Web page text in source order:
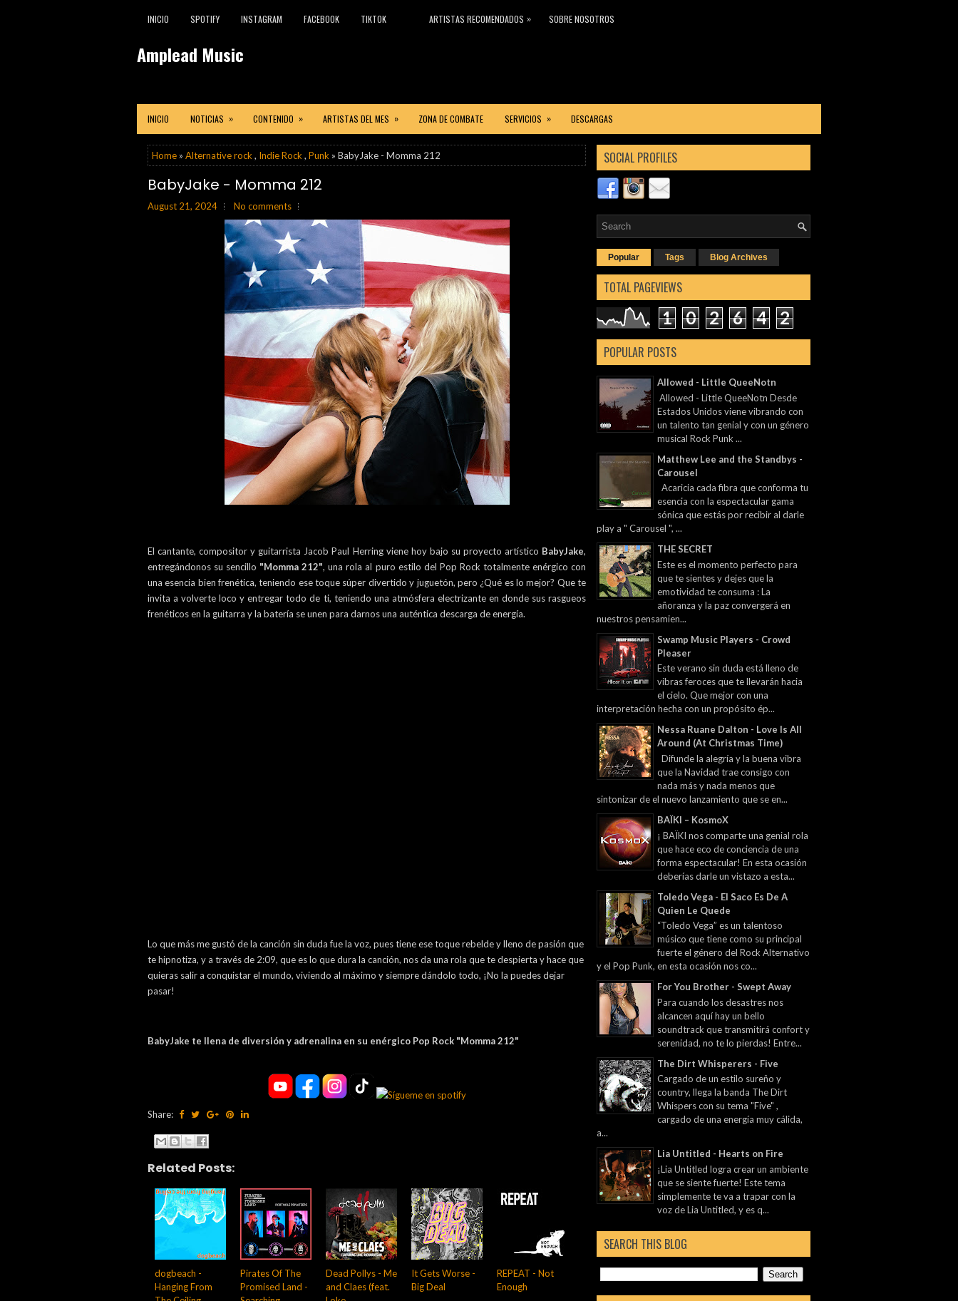
INICIO SPOTIFY INSTAGRAM FACEBOOK TIKTOK ARTISTAS RECOMENDADOS » SOBRE NOSOTROS
Amplead Music
INICIO NOTICIAS » CONTENIDO » ARTISTAS DEL MES » ZONA DE COMBATE SERVICIOS » DESCARGAS
Home » Alternative rock , Indie Rock , Punk » BabyJake - Momma 212
BabyJake - Momma 212
August 21, 2024 No comments
El cantante, compositor y guitarrista Jacob Paul Herring viene hoy bajo su proyecto artístico BabyJake,
entregándonos su sencillo "Momma 212", una rola al puro estilo del Pop Rock totalmente enérgico con
una esencia bien frenética, teniendo ese toque súper divertido y juguetón, pero ¿Qué es lo mejor? Que te
invita a volverte loco y entregar todo de ti, teniendo una atmósfera electrizante en donde sus rasgueos
frenéticos en la guitarra y la batería se unen para darnos una auténtica descarga de energía.
Lo que más me gustó de la canción sin duda fue la voz, pues tiene ese toque rebelde y lleno de pasión que
te hipnotiza, y a través de 2:09, que es lo que dura la canción, nos da una rola que te despierta y hace que
quieras salir a conquistar el mundo, viviendo al máximo y siempre dándolo todo, ¡No la puedes dejar
pasar!
BabyJake te llena de diversión y adrenalina en su enérgico Pop Rock "Momma 212"
Share:
Related Posts:
dogbeach -
Hanging From
Pirates Of The
Promised Land -
Dead Pollys - Me
and Claes (feat.
It Gets Worse -
Big Deal
REPEAT - Not
Enough
SOCIAL PROFILES
Popular Tags Blog Archives
TOTAL PAGEVIEWS
1 0 2 6 4 2
POPULAR POSTS
Allowed - Little QueeNotn
Allowed - Little QueeNotn Desde
Estados Unidos viene vibrando con
un talento tan genial y con un género
musical Rock Punk ...
Matthew Lee and the Standbys -
Carousel
Acaricia cada fibra que conforma tu
esencia con la espectacular gama
sónica que estás por recibir al darle
play a " Carousel ", ...
THE SECRET
Este es el momento perfecto para
que te sientes y dejes que la
emotividad te consuma : La
añoranza y la paz convergerá en
nuestros pensamien...
Swamp Music Players - Crowd
Pleaser
Este verano sin duda está lleno de
vibras feroces que te llevarán hacia
el cielo. Que mejor con una
interpretación hecha con un propósito ép...
Nessa Ruane Dalton - Love Is All
Around (At Christmas Time)
Difunde la alegría y la buena vibra
que la Navidad trae consigo con
nada más y nada menos que
sintonizar de el nuevo lanzamiento que se en...
BAÏKI – KosmoX
¡ BAÏKI nos comparte una genial rola
que hace eco de conciencia de una
forma espectacular! En esta ocasión
deberías darle un vistazo a esta...
Toledo Vega - El Saco Es De A
Quien Le Quede
“Toledo Vega” es un talentoso
músico que tiene como su principal
fuerte el género del Rock Alternativo
y el Pop Punk, en esta ocasión nos co...
For You Brother - Swept Away
Para cuando los desastres nos
alcancen aquí hay un bello
soundtrack que transmitirá confort y
serenidad, no te lo pierdas! Entre...
The Dirt Whisperers - Five
Cargado de un estilo sureño y
country, llega la banda The Dirt
Whispers con su tema "Five" ,
cargado de una energía muy cálida,
a...
Lia Untitled - Hearts on Fire
¡Lia Untitled logra crear un ambiente
que se siente fuerte! Este tema
simplemente te va a trapar con la
voz de Lia Untitled, y es q...
SEARCH THIS BLOG